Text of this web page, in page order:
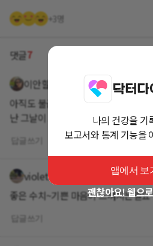
+3명
댓글7
이안할미 3년 이상 전
아직도 불금 찾슈?
난 그날이 그날인디 ㅋㅋㅋㅋ 😆
violet1
좋은 수치~기쁜 마음이 느껴지는걸
나의 건강을 기
보고서와 통계 기능을
앱에서 보
괜찮아요! 웹으